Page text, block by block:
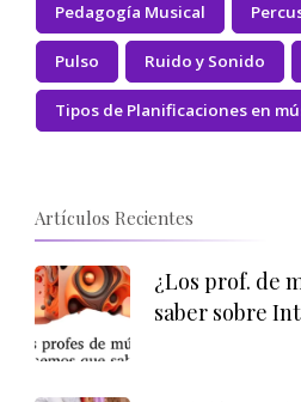
Pedagogía Musical
Pulso Ruido y Sonido
Tipos de Planificaciones en
Artículos Recientes
¿Los prof. de
saber sobre